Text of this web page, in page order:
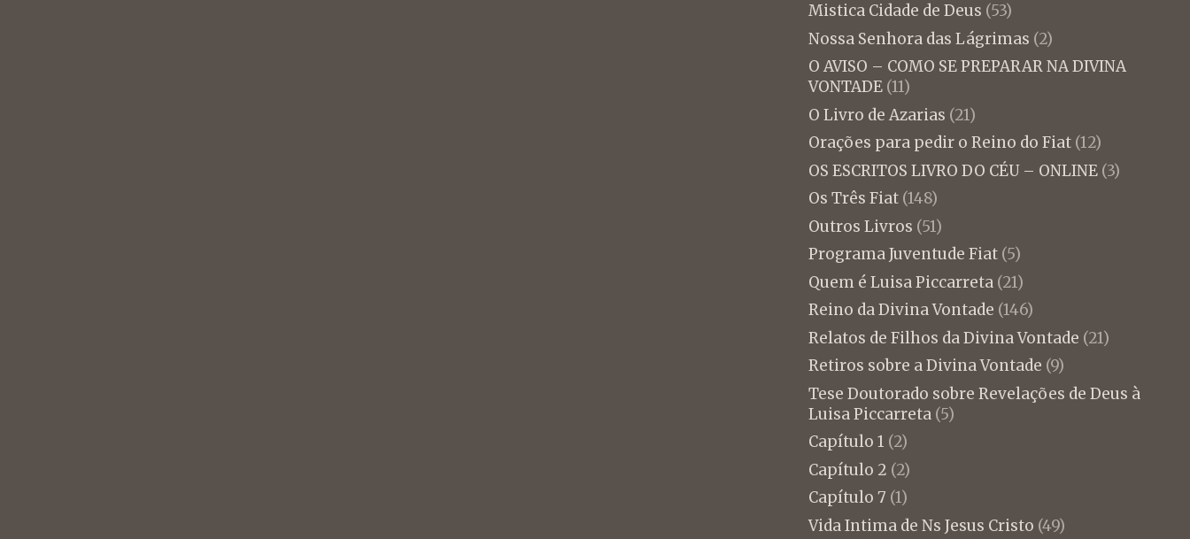
Mistica Cidade de Deus (53)
Nossa Senhora das Lágrimas (2)
O AVISO – COMO SE PREPARAR NA DIVINA
VONTADE(11)
O Livro de Azarias (21)
Orações para pedir o Reino do Fiat(12)
OS ESCRITOS LIVRO DO CÉU – ONLINE(3)
Os Três Fiat(148)
Outros Livros (51)
Programa Juventude Fiat(5)
Quem é Luisa Piccarreta(21)
Reino da Divina Vontade (146)
Relatos de Filhos da Divina Vontade (21)
Retiros sobre a Divina Vontade (9)
Tese Doutorado sobre Revelações de Deus à
Luisa Piccarreta(5)
Capítulo 1 (2)
Capítulo 2 (2)
Capítulo 7 (1)
Vida Intima de Ns Jesus Cristo (49)